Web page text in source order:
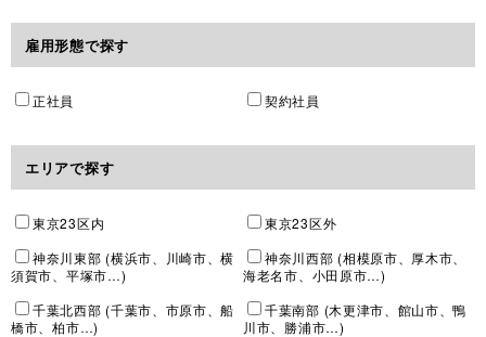
雇用形態で探す
正社員 契約社員
エリアで探す
東京23区内
東京23区外
神奈川東部 (横浜市、川崎市、横
須賀市、平塚市…)
神奈川西部 (相模原市、厚木市、
海老名市、小田原市…)
千葉北西部 (千葉市、市原市、船
橋市、柏市…)
千葉南部 (木更津市、館山市、鴨
川市、勝浦市…)